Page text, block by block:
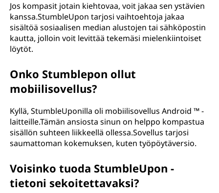
Jos kompasit jotain kiehtovaa, voit jakaa sen ystävien
kanssa.StumbleUpon tarjosi vaihtoehtoja jakaa
sisältöä sosiaalisen median alustojen tai sähköpostin
kautta, jolloin voit levittää tekemäsi mielenkiintoiset
löytöt.
Onko Stumblepon ollut
mobiilisovellus?
Kyllä, StumbleUponilla oli mobiilisovellus Android ™ -
laitteille.Tämän ansiosta sinun on helppo kompastua
sisällön suhteen liikkeellä ollessa.Sovellus tarjosi
saumattoman kokemuksen, kuten työpöytäversio.
Voisinko tuoda StumbleUpon -
tietoni sekoitettavaksi?